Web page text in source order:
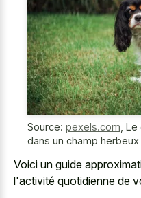
Source: pexels.com Le
dans un champ herbeux
Voici un guide
l'activité quotidienne de